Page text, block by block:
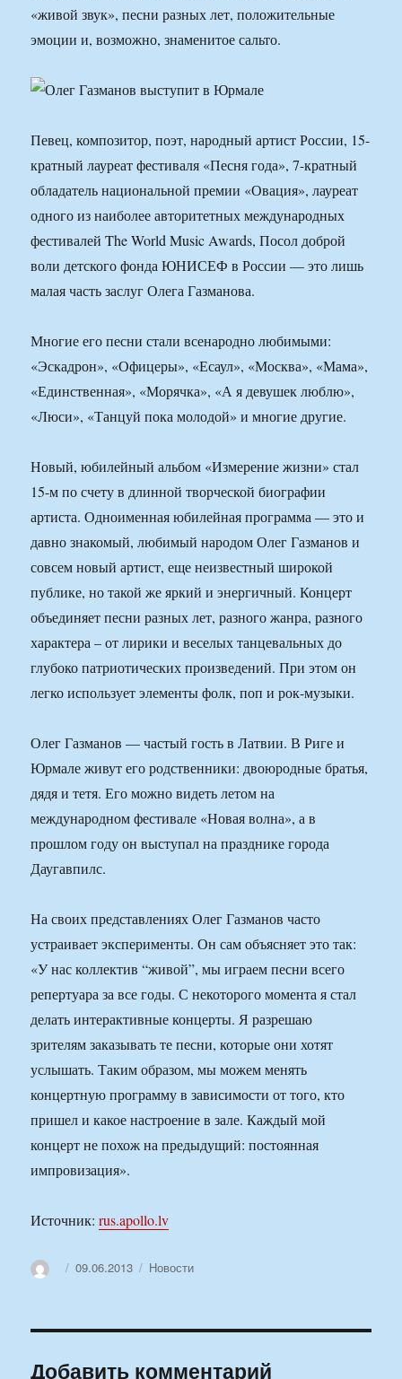
«живой звук», песни разных лет, положительные
эмоции и, возможно, знаменитое сальто.
Певец, композитор, поэт, народный артист России, 15-
кратный лауреат фестиваля «Песня года», 7-кратный
обладатель национальной премии «Овация», лауреат
одного из наиболее авторитетных международных
фестивалей The World Music Awards, Посол доброй
воли детского фонда ЮНИСЕФ в России — это лишь
малая часть заслуг Олега Газманова.
Многие его песни стали всенародно любимыми:
«Эскадрон», «Офицеры», «Есаул», «Москва», «Мама»,
«Единственная», «Морячка», «А я девушек люблю»,
«Люси», «Танцуй пока молодой» и многие другие.
Новый, юбилейный альбом «Измерение жизни» стал
15-м по счету в длинной творческой биографии
артиста. Одноименная юбилейная программа — это и
давно знакомый, любимый народом Олег Газманов и
совсем новый артист, еще неизвестный широкой
публике, но такой же яркий и энергичный. Концерт
объединяет песни разных лет, разного жанра, разного
характера – от лирики и веселых танцевальных до
глубоко патриотических произведений. При этом он
легко использует элементы фолк, поп и рок-музыки.
Олег Газманов — частый гость в Латвии. В Риге и
Юрмале живут его родственники: двоюродные братья,
дядя и тетя. Его можно видеть летом на
международном фестивале «Новая волна», а в
прошлом году он выступал на празднике города
Даугавпилс.
На своих представлениях Олег Газманов часто
устраивает эксперименты. Он сам объясняет это так:
«У нас коллектив “живой”, мы играем песни всего
репертуара за все годы. С некоторого момента я стал
делать интерактивные концерты. Я разрешаю
зрителям заказывать те песни, которые они хотят
услышать. Таким образом, мы можем менять
концертную программу в зависимости от того, кто
пришел и какое настроение в зале. Каждый мой
концерт не похож на предыдущий: постоянная
импровизация».
Источник:rus.apollo.lv
АвторОпубликовано
09.06.2013 Рубрики
Новости
Добавить комментарий